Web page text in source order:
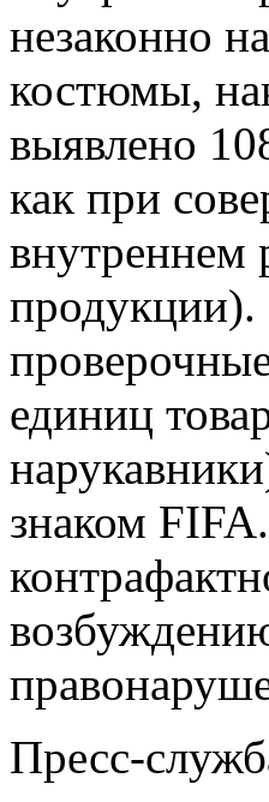
незаконно
костюмы,
выявлено
как при
внутреннем
продукции).
единиц
знаком
Пресс-